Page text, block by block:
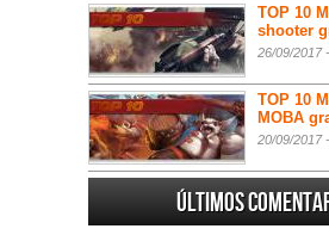
TOP 10
shooter
26/09/2017 -
TOP 10
MOBA
20/09/2017 -
Últimos